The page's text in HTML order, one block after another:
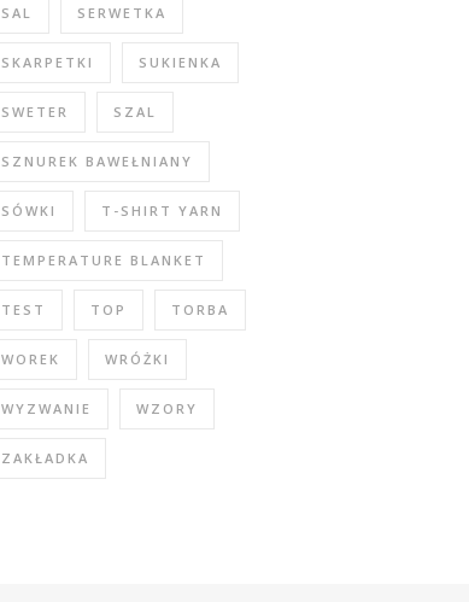
SAL SERWETKA
SKARPETKI SUKIENKA
SWETER SZAL
SZNUREK BAWEŁNIANY
SÓWKI T-SHIRT YARN
TEMPERATURE BLANKET
TEST TOP TORBA
WOREK WRÓŻKI
WYZWANIE WZORY
ZAKŁADKA